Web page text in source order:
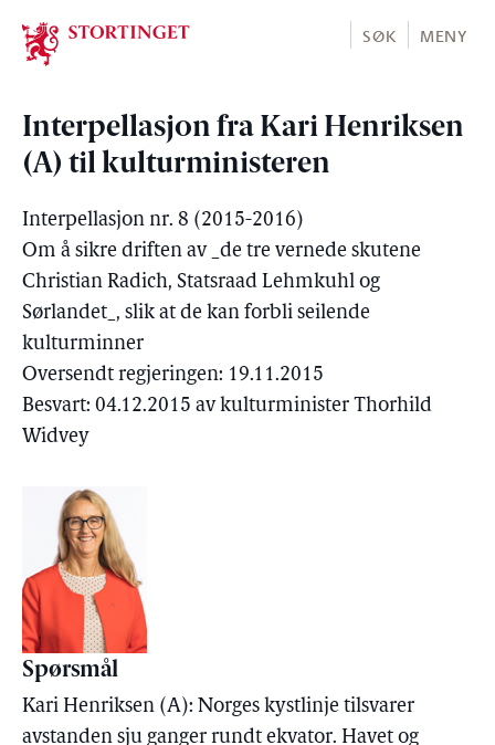
Stortinget.no
SØK MENY
Interpellasjon fra Kari Henriksen
(A) til kulturministeren
Interpellasjon nr. 8 (2015-2016)
Om å sikre driften av _de tre vernede skutene
Christian Radich, Statsraad Lehmkuhl og
Sørlandet_, slik at de kan forbli seilende
kulturminner
Oversendt regjeringen: 19.11.2015
Besvart: 04.12.2015 av kulturminister Thorhild
Widvey
Spørsmål
Kari Henriksen (A): Norges kystlinje tilsvarer
avstanden sju ganger rundt ekvator. Havet og